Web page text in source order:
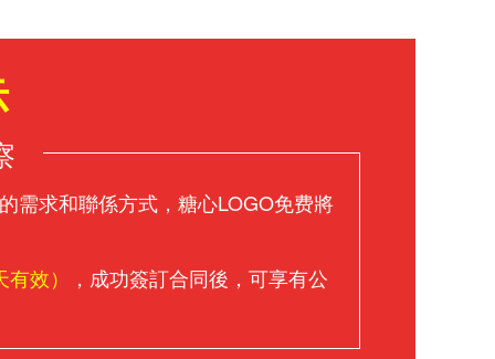
需求和聯係方式，糖心LOGO免费將
效） ，成功簽訂合同後，可享有公